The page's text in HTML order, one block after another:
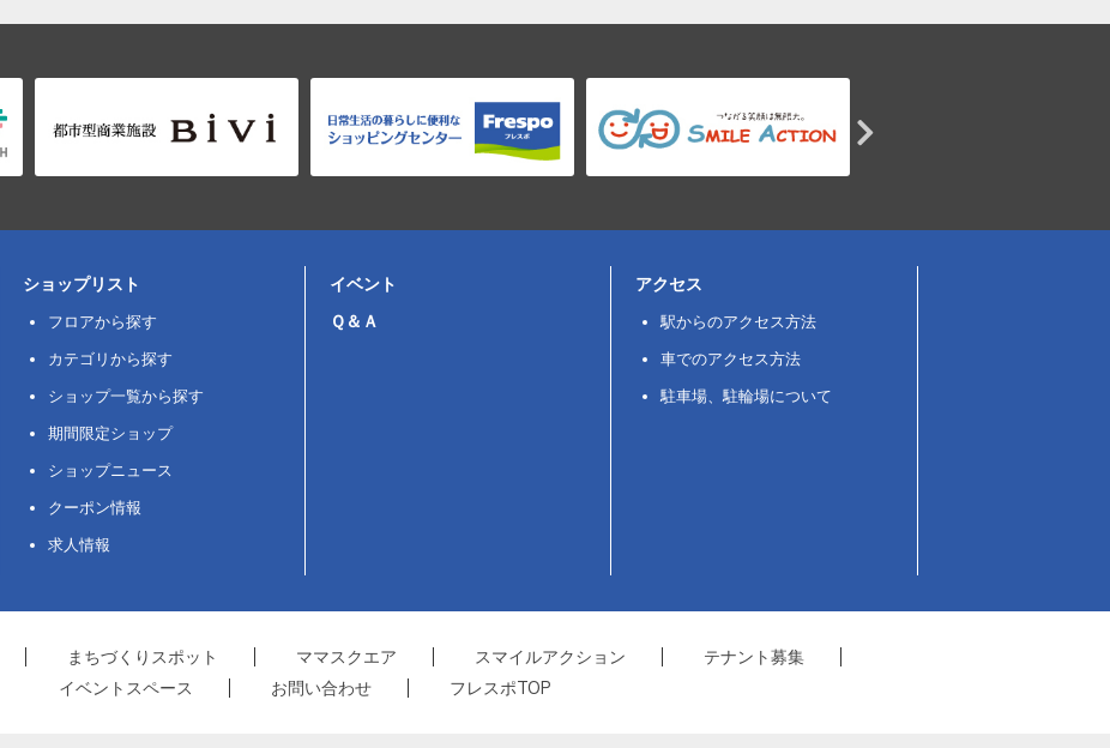
ショップリスト
フロアから探す
カテゴリから探す
ショップ一覧から探す
期間限定ショップ
ショップニュース
クーポン情報
求人情報
イベント
Ｑ＆Ａ
アクセス
駅からのアクセス方法
車でのアクセス方法
駐車場、駐輪場について
まちづくりスポット ママスクエア スマイルアクション
テナント募集
イベントスペース
お問い合わせ フレスポTOP